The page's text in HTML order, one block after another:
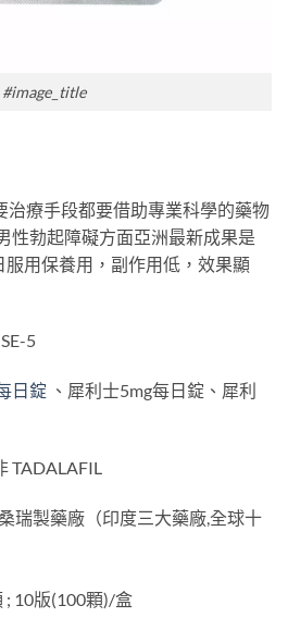
#image_title
治療手段都要借助專業科學的藥物
性勃起障礙方面亞洲最新成果是
服用保養用，副作用低，效果顯
5
日錠 、犀利士5mg每日錠、犀利
TADALAFIL
瑞製藥廠（印度三大藥廠,全球十
; 10版(100顆)/盒